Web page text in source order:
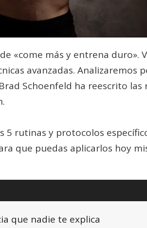
«come más y entrena duro».
avanzadas. Analizaremos
Schoenfeld ha reescrito las
rutinas y protocolos
que puedas aplicarlos hoy
que nadie te explica